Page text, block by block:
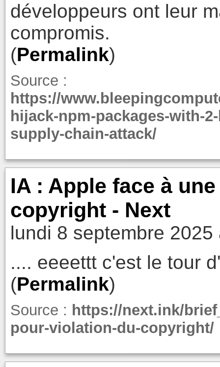
développeurs ont leur
compromis.
(Permalink)
Source :
https://
hijack-npm-packages-with-
supply-chain-attack/
IA : Apple face à
copyright - Next
lundi 8 septembre 2025
.... eeeettt c'est le tour
(Permalink)
Source : https://next.ink/
pour-violation-du-copyright/